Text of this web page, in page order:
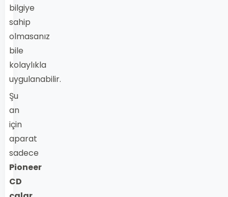
bilgiye
sahip
olmasanız
bile
kolaylıkla
uygulanabilir.
Şu
an
için
aparat
sadece
Pioneer
CD